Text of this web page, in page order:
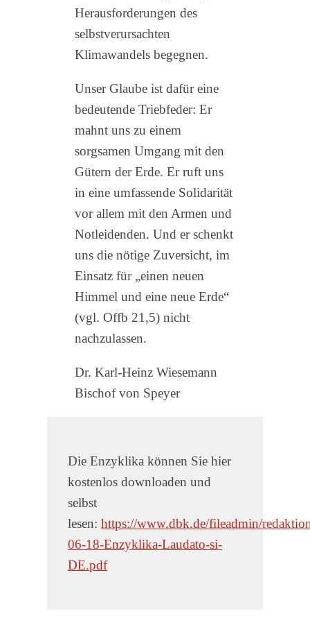
Herausforderungen des
selbstverursachten
Klimawandels begegnen.
Unser Glaube ist dafür eine
bedeutende Triebfeder: Er
mahnt uns zu einem
sorgsamen Umgang mit den
Gütern der Erde. Er ruft uns
in eine umfassende Solidarität
vor allem mit den Armen und
Notleidenden. Und er schenkt
uns die nötige Zuversicht, im
Einsatz für „einen neuen
Himmel und eine neue Erde“
(vgl. Offb 21,5) nicht
nachzulassen.
Dr. Karl-Heinz Wiesemann
Bischof von Speyer
Die Enzyklika können Sie hier
kostenlos downloaden und
selbst
lesen: https://www.dbk.de/fileadmin/
06-18-Enzyklika-Laudato-si-
DE.pdf